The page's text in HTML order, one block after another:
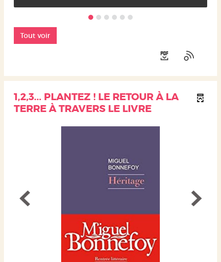
Tout voir
1,2,3... PLANTEZ ! LE RETOUR À LA
TERRE À TRAVERS LE LIVRE